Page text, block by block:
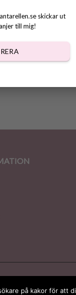
skickar ut
till mig!
på kakor för att